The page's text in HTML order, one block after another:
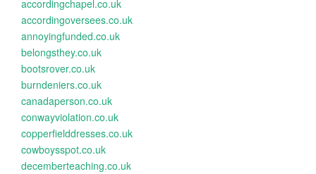
accordingchapel.co.uk
accordingoversees.co.uk
annoyingfunded.co.uk
belongsthey.co.uk
bootsrover.co.uk
burndeniers.co.uk
canadaperson.co.uk
conwayviolation.co.uk
copperfielddresses.co.uk
cowboysspot.co.uk
decemberteaching.co.uk